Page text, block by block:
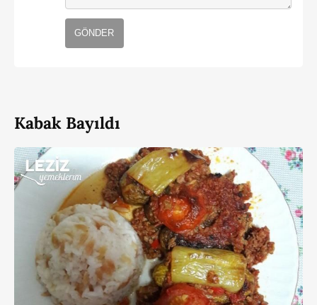
GÖNDER
Kabak Bayıldı